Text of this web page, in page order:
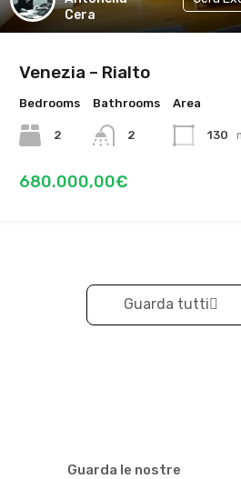
Cera
Venezia – Rialto
Bedrooms
2
Bathrooms
2
Area
130
680.000,00€
Guarda tutti
Guarda le nostre